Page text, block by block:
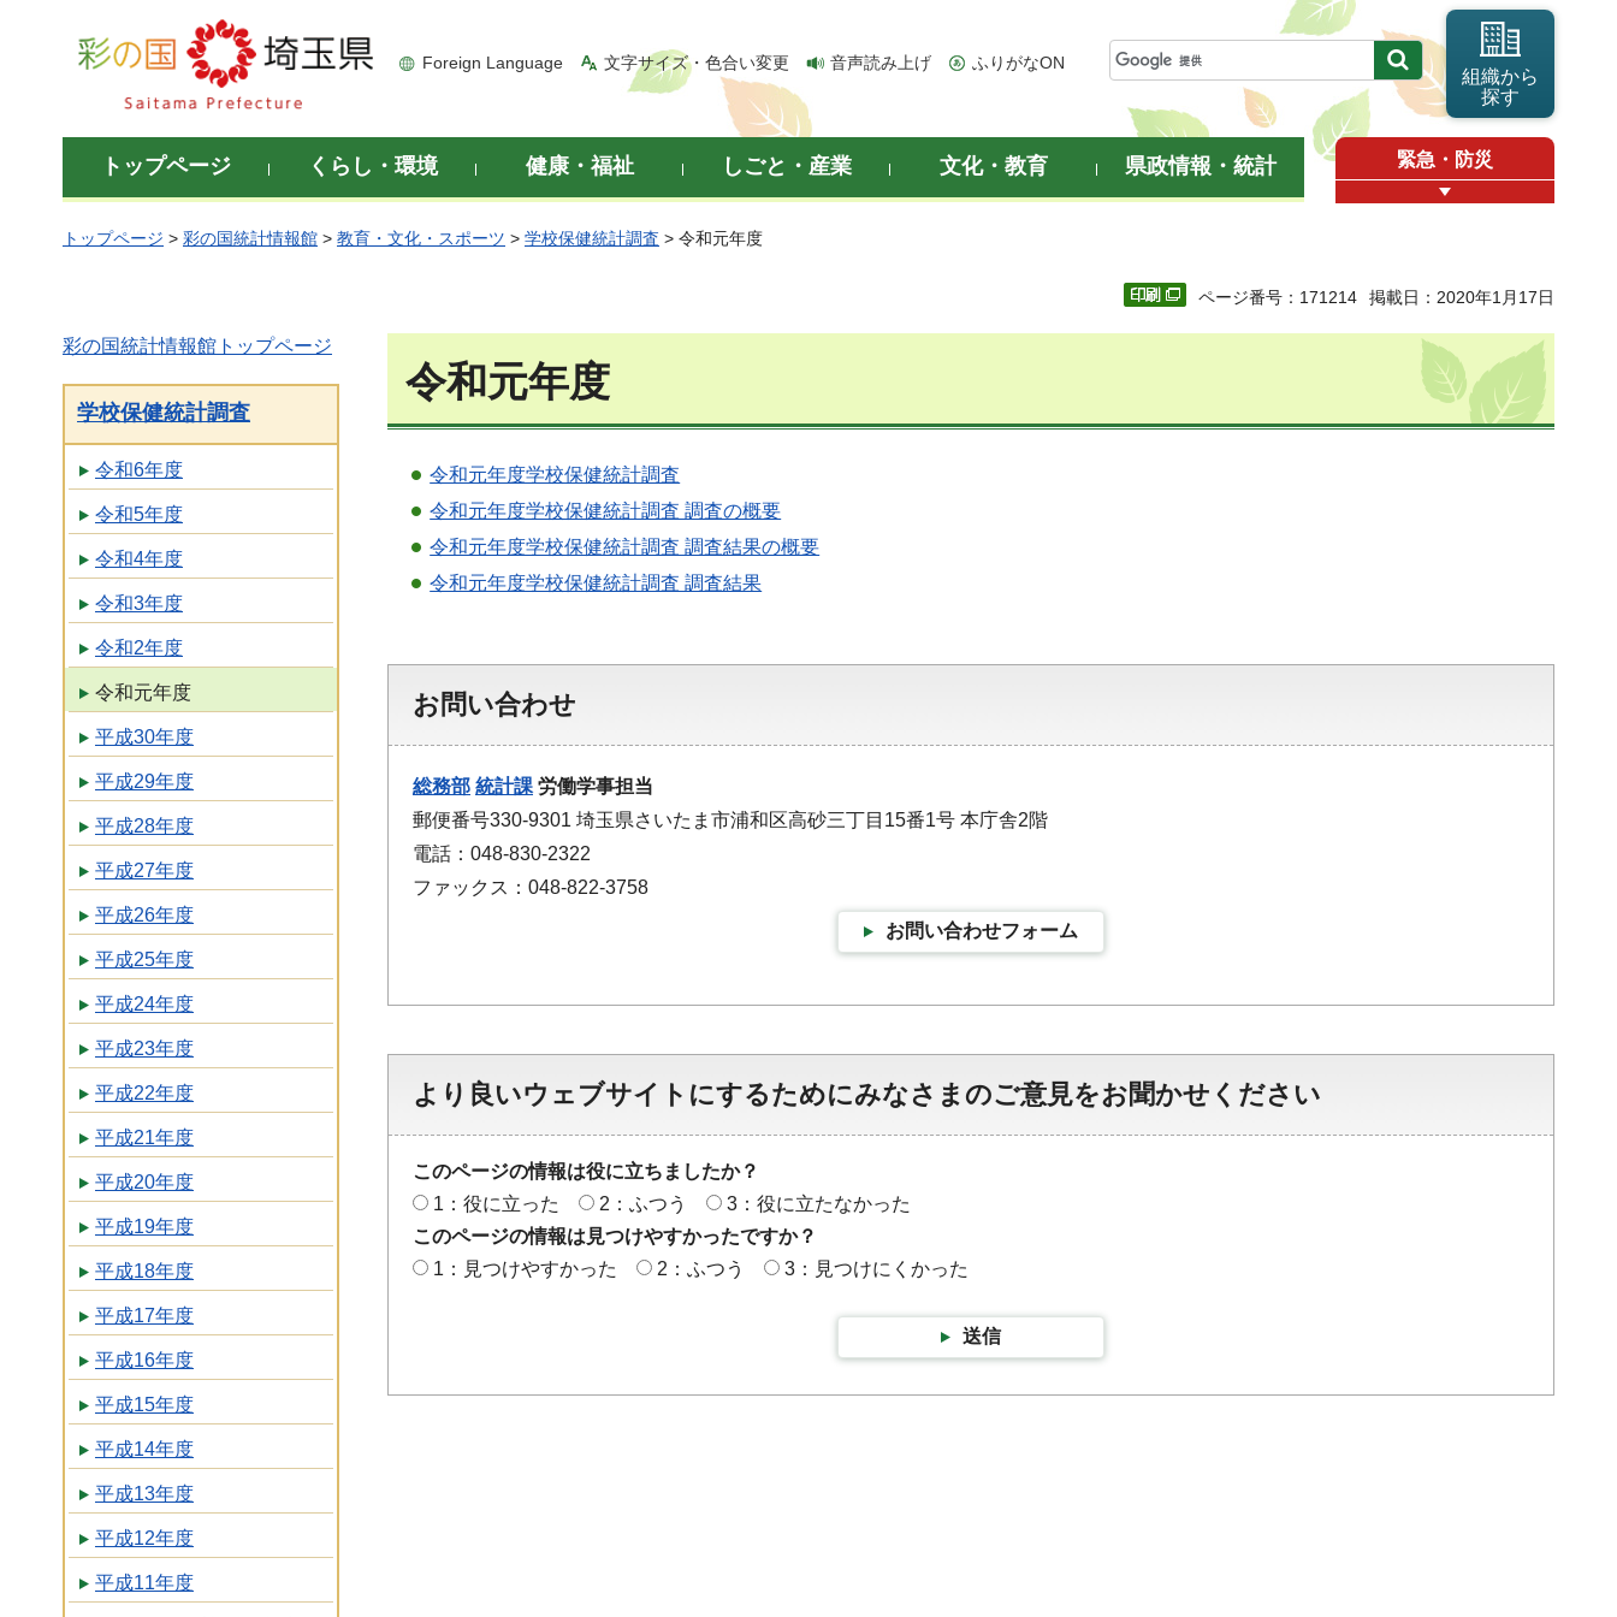
彩の国 埼玉県
Foreign Language 文字サイズ・色合い変更 音声読み上げ ふりがなON
組織から
探す
トップページ くらし・環境 健康・福祉 しごと・産業 文化・教育 県政情報・統計 緊急・防災
トップページ > 彩の国統計情報館 > 教育・文化・スポーツ > 学校保健統計調査 > 令和元年度
ページ番号：171214 掲載日：2020年1月17日
彩の国統計情報館トップページ
学校保健統計調査
令和6年度
令和5年度
令和4年度
令和3年度
令和2年度
令和元年度
平成30年度
平成29年度
平成28年度
平成27年度
平成26年度
平成25年度
平成24年度
平成23年度
平成22年度
平成21年度
平成20年度
平成19年度
平成18年度
平成17年度
平成16年度
平成15年度
平成14年度
平成13年度
平成12年度
平成11年度
令和元年度
令和元年度学校保健統計調査
令和元年度学校保健統計調査 調査の概要
令和元年度学校保健統計調査 調査結果の概要
令和元年度学校保健統計調査 調査結果
お問い合わせ
総務部 統計課 労働学事担当
郵便番号330-9301 埼玉県さいたま市浦和区高砂三丁目15番1号 本庁舎2階
電話：048-830-2322
ファックス：048-822-3758
お問い合わせフォーム
より良いウェブサイトにするためにみなさまのご意見をお聞かせください
このページの情報は役に立ちましたか？
1：役に立った
2：ふつう
3：役に立たなかった
このページの情報は見つけやすかったですか？
1：見つけやすかった
2：ふつう 3：見つけにくかった
送信